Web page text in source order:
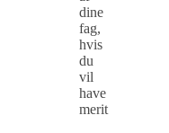
dine
fag,
hvis
du
vil
have
merit